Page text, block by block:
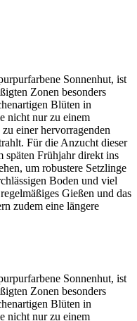
Sonnenhut, ist
Zonen besonders
Blüten in
nicht nur zu einem
einer hervorragenden
Für die Anzucht dieser
späten Frühjahr direkt ins
um robustere Setzlinge
Boden und viel
Gießen und das
zudem eine längere
Sonnenhut, ist
Zonen besonders
Blüten in
nicht nur zu einem